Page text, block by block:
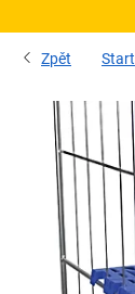
Zpět Start